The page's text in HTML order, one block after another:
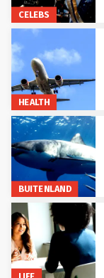
CELEBS
HEALTH
BUITENLAND
LIFE